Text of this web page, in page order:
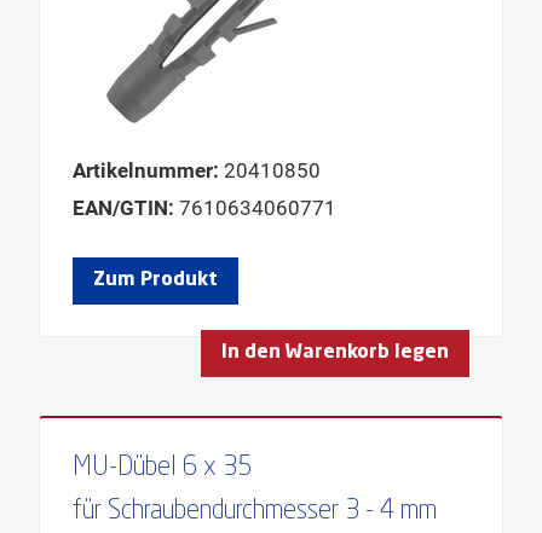
Artikelnummer: 20410850
EAN/GTIN: 7610634060771
Zum Produkt
In den Warenkorb legen
MU-Dübel 6 x 35
für Schraubendurchmesser 3 - 4 mm